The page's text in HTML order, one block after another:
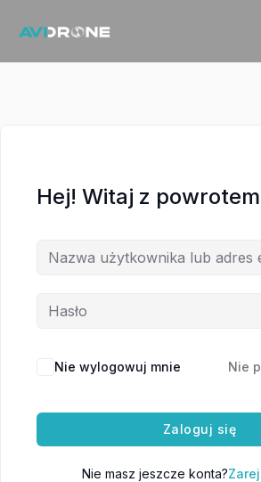
Hej! Witaj z
Nie wylogowuj mnie Nie
Zaloguj się
Nie masz jeszcze konta?